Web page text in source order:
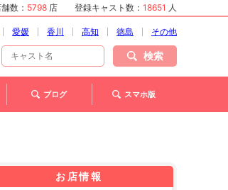
数： 5798 店 登録キャスト数： 18651 人
愛媛 香川 高知 徳島 その他
検索
ブログ スマホ版
お店情報